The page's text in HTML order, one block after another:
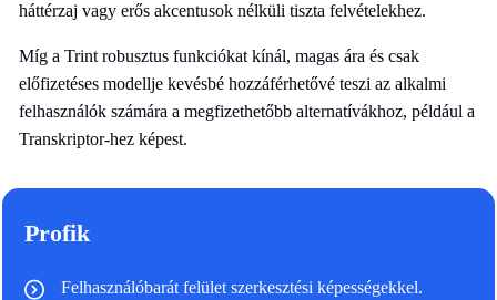
háttérzaj vagy erős akcentusok nélküli tiszta felvételekhez.
Míg a Trint robusztus funkciókat kínál, magas ára és csak
előfizetéses modellje kevésbé hozzáférhetővé teszi az alkalmi
felhasználók számára a megfizethetőbb alternatívákhoz, például a
Transkriptor-hez képest.
Profik
Felhasználóbarát felület szerkesztési képességekkel.